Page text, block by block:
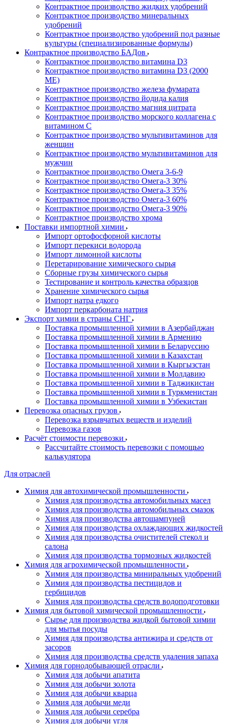
Контрактное производство жидких удобрений
Контрактное производство минеральных
удобрений
Контрактное производство удобрений под разные
культуры (специализированные формулы)
Контрактное производство БАДов
Контрактное производство витамина D3
Контрактное производство витамина D3 (2000
МЕ)
Контрактное производство железа фумарата
Контрактное производство йодида калия
Контрактное производство магния цитрата
Контрактное производство морского коллагена с
витамином С
Контрактное производство мультивитаминов для
женщин
Контрактное производство мультивитаминов для
мужчин
Контрактное производство Омега 3-6-9
Контрактное производство Омега-3 30%
Контрактное производство Омега-3 35%
Контрактное производство Омега-3 60%
Контрактное производство Омега-3 90%
Контрактное производство хрома
Поставки импортной химии
Импорт ортофосфорной кислоты
Импорт перекиси водорода
Импорт лимонной кислоты
Перетарирование химического сырья
Сборные грузы химического сырья
Тестирование и контроль качества образцов
Хранение химического сырья
Импорт натра едкого
Импорт перкарбоната натрия
Экспорт химии в страны СНГ
Поставка промышленной химии в Азербайджан
Поставка промышленной химии в Армению
Поставка промышленной химии в Беларуссию
Поставка промышленной химии в Казахстан
Поставка промышленной химии в Кыргызстан
Поставка промышленной химии в Молдавию
Поставка промышленной химии в Таджикистан
Поставка промышленной химии в Туркменистан
Поставка промышленной химии в Узбекистан
Перевозка опасных грузов
Перевозка взрывчатых веществ и изделий
Перевозка газов
Расчёт стоимости перевозки
Рассчитайте стоимость перевозки с помощью
калькулятора
Для отраслей
Химия для автохимической промышленности
Химия для производства автомобильных масел
Химия для производства автомобильных смазок
Химия для производства автошампуней
Химия для производства охлаждающих жидкостей
Химия для производства очистителей стекол и
салона
Химия для производства тормозных жидкостей
Химия для агрохимической промышленности
Химия для производства миниральных удобрений
Химия для производства пестицидов и
гербицидов
Химия для производства средств водоподготовки
Химия для бытовой химической промышленности
Сырье для производства жидкой бытовой химии
для мытья посуды
Химия для производства антижира и средств от
засоров
Химия для производства средств удаления запаха
Химия для горнодобывающей отрасли
Химия для добычи апатита
Химия для добычи золота
Химия для добычи кварца
Химия для добычи меди
Химия для добычи серебра
Химия для добычи угля